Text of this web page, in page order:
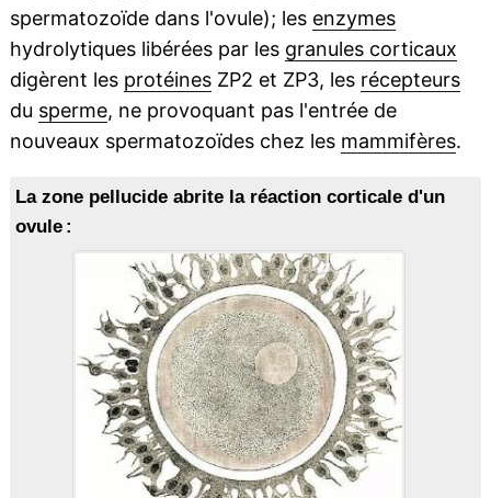
spermatozoïde dans l'ovule); les enzymes
hydrolytiques libérées par les granules corticaux
digèrent les protéinesZP2 et ZP3, les récepteurs
du sperme, ne provoquant pas l'entrée de
nouveaux spermatozoïdes chez les mammifères.
La zone pellucide abrite la réaction corticale d'un
ovule :